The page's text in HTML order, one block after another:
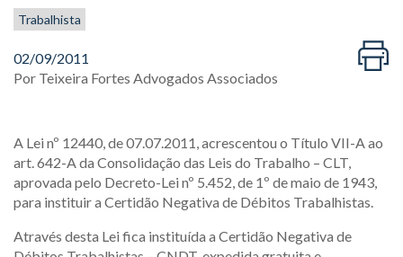
Trabalhista
02/09/2011
Por Teixeira Fortes Advogados Associados
A Lei nº 12440, de 07.07.2011, acrescentou o Título VII-A ao
art. 642-A da Consolidação das Leis do Trabalho – CLT,
aprovada pelo Decreto-Lei nº 5.452, de 1º de maio de 1943,
para instituir a Certidão Negativa de Débitos Trabalhistas.
Através desta Lei fica instituída a Certidão Negativa de